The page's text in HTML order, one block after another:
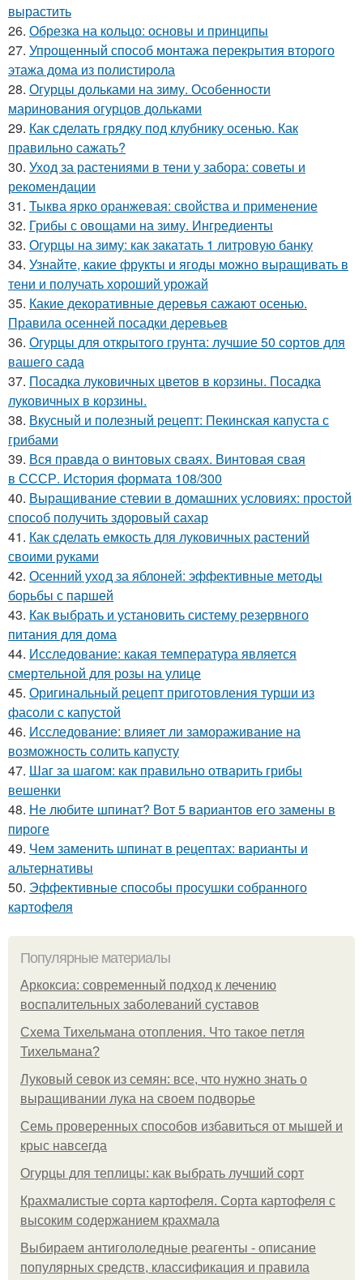
вырастить
26. Обрезка на кольцо: основы и принципы
27. Упрощенный способ монтажа перекрытия второго
этажа дома из полистирола
28. Огурцы дольками на зиму. Особенности
маринования огурцов дольками
29. Как сделать грядку под клубнику осенью. Как
правильно сажать?
30. Уход за растениями в тени у забора: советы и
рекомендации
31. Тыква ярко оранжевая: свойства и применение
32. Грибы с овощами на зиму. Ингредиенты
33. Огурцы на зиму: как закатать 1 литровую банку
34. Узнайте, какие фрукты и ягоды можно выращивать в
тени и получать хороший урожай
35. Какие декоративные деревья сажают осенью.
Правила осенней посадки деревьев
36. Огурцы для открытого грунта: лучшие 50 сортов для
вашего сада
37. Посадка луковичных цветов в корзины. Посадка
луковичных в корзины.
38. Вкусный и полезный рецепт: Пекинская капуста с
грибами
39. Вся правда о винтовых сваях. Винтовая свая
в СССР. История формата 108/300
40. Выращивание стевии в домашних условиях: простой
способ получить здоровый сахар
41. Как сделать емкость для луковичных растений
своими руками
42. Осенний уход за яблоней: эффективные методы
борьбы с паршей
43. Как выбрать и установить систему резервного
питания для дома
44. Исследование: какая температура является
смертельной для розы на улице
45. Оригинальный рецепт приготовления турши из
фасоли с капустой
46. Исследование: влияет ли замораживание на
возможность солить капусту
47. Шаг за шагом: как правильно отварить грибы
вешенки
48. Не любите шпинат? Вот 5 вариантов его замены в
пироге
49. Чем заменить шпинат в рецептах: варианты и
альтернативы
50. Эффективные способы просушки собранного
картофеля
Популярные материалы
Аркоксиа: современный подход к лечению
воспалительных заболеваний суставов
Схема Тихельмана отопления. Что такое петля
Тихельмана?
Луковый севок из семян: все, что нужно знать о
выращивании лука на своем подворье
Семь проверенных способов избавиться от мышей и
крыс навсегда
Огурцы для теплицы: как выбрать лучший сорт
Крахмалистые сорта картофеля. Сорта картофеля с
высоким содержанием крахмала
Выбираем антигололедные реагенты - описание
популярных средств, классификация и правила